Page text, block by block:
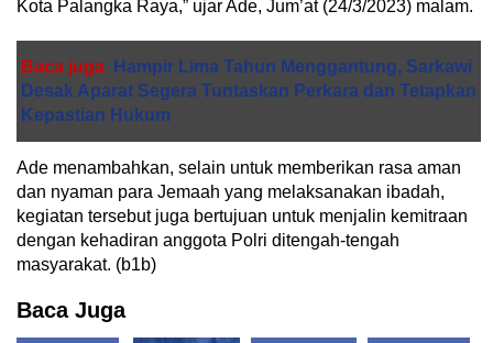
Kota Palangka Raya,” ujar Ade, Jum’at (24/3/2023) malam.
Baca juga
Hampir Lima Tahun Menggantung, Sarkawi
Desak Aparat Segera Tuntaskan Perkara dan Tetapkan
Kepastian Hukum
Ade menambahkan, selain untuk memberikan rasa aman
dan nyaman para Jemaah yang melaksanakan ibadah,
kegiatan tersebut juga bertujuan untuk menjalin kemitraan
dengan kehadiran anggota Polri ditengah-tengah
masyarakat. (b1b)
Baca Juga